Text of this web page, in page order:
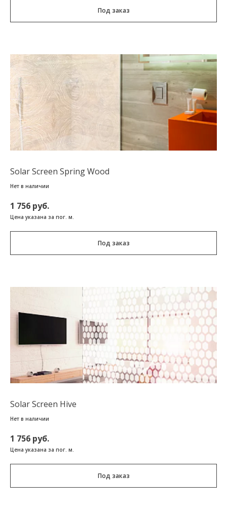
Под заказ
Solar Screen Spring Wood
Нет в наличии
1 756 руб.
Цена указана за пог. м.
Под заказ
Solar Screen Hive
Нет в наличии
1 756 руб.
Цена указана за пог. м.
Под заказ